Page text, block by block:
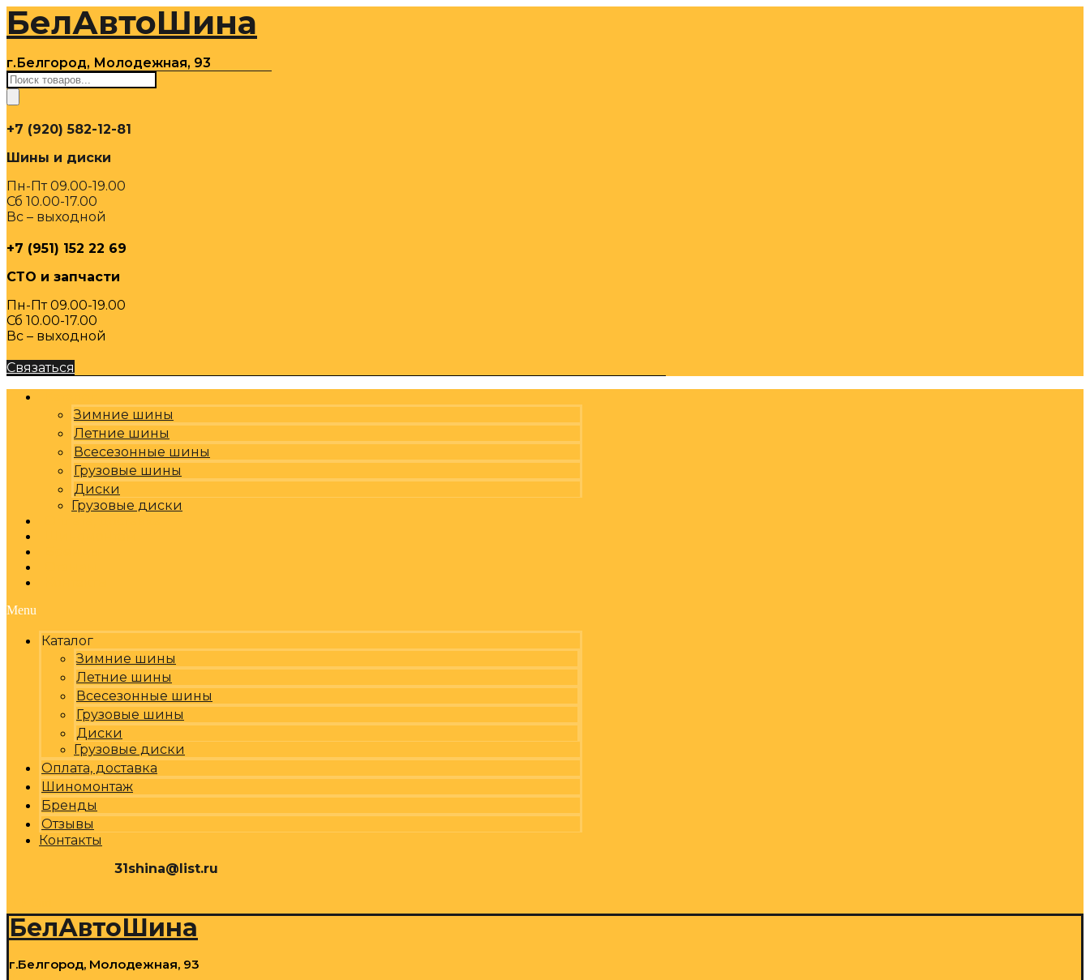
Перейти
содержимому
БелАвтоШина
г.Белгород, Молодежная, 93
Поиск
товаров
+7 (920) 582-12-81
Шины и диски
Пн-Пт 09.00-19.00
Сб 10.00-17.00
Вс – выходной
+7 (951) 152 22 69
СТО и запчасти
Пн-Пт 09.00-19.00
Сб 10.00-17.00
Вс – выходной
Связаться
Зимние шины
Летние шины
Всесезонные шины
Грузовые шины
Диски
Грузовые диски
Menu
Каталог
Зимние шины
Летние шины
Всесезонные шины
Грузовые шины
Диски
Грузовые диски
Оплата, доставка
Шиномонтаж
Бренды
Отзывы
Контакты
31shina@list.ru
БелАвтоШина
г.Белгород, Молодежная, 93